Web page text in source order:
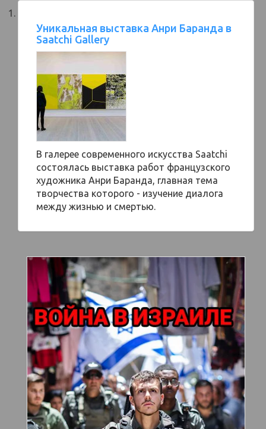
Уникальная выставка Анри Баранда в
Saatchi Gallery
В галерее современного искусства Saatchi
состоялась выставка работ французского
художника Анри Баранда, главная тема
творчества которого - изучение диалога
между жизнью и смертью.